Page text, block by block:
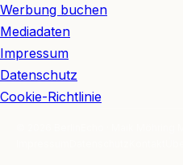
Werbung buchen
Mediadaten
Impressum
Datenschutz
Cookie-Richtlinie